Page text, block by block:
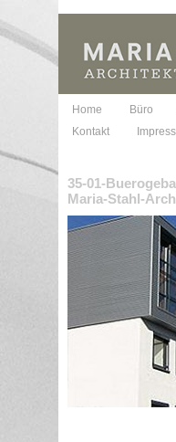
Home Büro
Kontakt
35-01-
Maria-Stahl-